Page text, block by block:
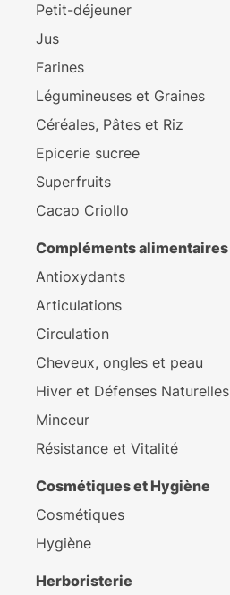
Petit-déjeuner
Jus
Farines
Légumineuses et Graines
Céréales, Pâtes et Riz
Epicerie sucree
Superfruits
Cacao Criollo
Compléments alimentaires
Antioxydants
Articulations
Circulation
Cheveux, ongles et peau
Hiver et Défenses Naturelles
Minceur
Résistance et Vitalité
Cosmétiques et Hygiène
Cosmétiques
Hygiène
Herboristerie